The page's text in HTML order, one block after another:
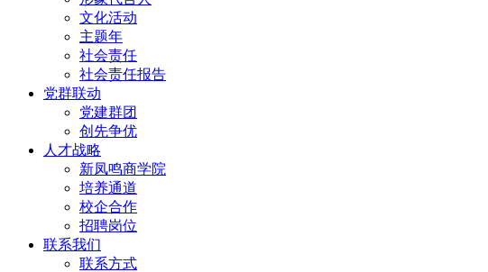
文化活动
主题年
社会责任
社会责任报告
党群联动
党建群团
创先争优
人才战略
新凤鸣商学院
培养通道
校企合作
招聘岗位
联系我们
联系方式